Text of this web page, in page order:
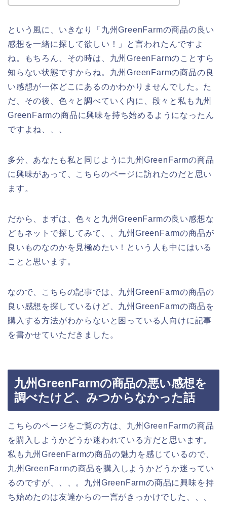
という風に、いきなり「九州GreenFarmの商品の良い
感想を一緒に探して欲しい！」と言われたんですよ
ね。もちろん、その時は、九州GreenFarmのことすら
知らない状態ですからね。九州GreenFarmの商品の良
い感想が一体どこにあるのかわかりませんでした。た
だ、その後、色々と調べていく内に、段々と私も九州
GreenFarmの商品に興味を持ち始めるようになったん
ですよね、、、
多分、あなたも私と同じように九州GreenFarmの商品
に興味があって、こちらのページに訪れたのだと思い
ます。
だから、まずは、色々と九州GreenFarmの良い感想な
どもネットで探してみて、、九州GreenFarmの商品が
良いものなのかを見極めたい！という人も中にはいる
ことと思います。
なので、こちらの記事では、九州GreenFarmの商品の
良い感想を探しているけど、九州GreenFarmの商品を
購入する方法がわからないと困っている人向けに記事
を書かせていただきました。
九州GreenFarmの商品の悪い感想を
調べたけど、みつからなかった話
こちらのページをご覧の方は、九州GreenFarmの商品
を購入しようかどうか迷われている方だと思います。
私も九州GreenFarmの商品の魅力を感じているので、
九州GreenFarmの商品を購入しようかどうか迷ってい
るのですが、、、。九州GreenFarmの商品に興味を持
ち始めたのは友達からの一言がきっかけでした、、、